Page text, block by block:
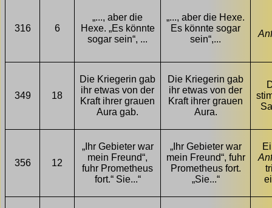
316 6
„..., aber die
Hexe. „Es könnte
sogar sein“, ...
„..., aber die Hexe.
Es könnte sogar
sein“,...
349 18
Die Kriegerin gab
ihr etwas von der
Kraft ihrer grauen
Aura gab.
Die Kriegerin gab
ihr etwas von der
Kraft ihrer grauen
Aura.
356 12
„Ihr Gebieter war
mein Freund“,
fuhr Prometheus
fort.“ Sie...“
„Ihr Gebieter war
mein Freund“, fuhr
Prometheus fort.
„Sie...“